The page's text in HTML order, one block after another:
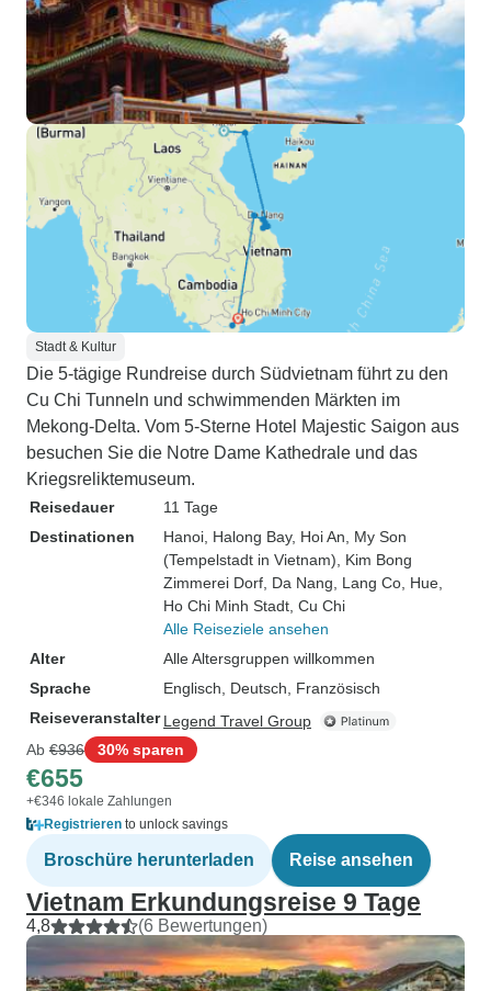
Stadt & Kultur
Die 5-tägige Rundreise durch Südvietnam führt zu den
Cu Chi Tunneln und schwimmenden Märkten im
Mekong-Delta. Vom 5-Sterne Hotel Majestic Saigon aus
besuchen Sie die Notre Dame Kathedrale und das
Kriegsreliktemuseum.
Reisedauer
11 Tage
Destinationen
Hanoi , Halong Bay, Hoi An , My Son
(Tempelstadt in Vietnam) , Kim Bong
Zimmerei Dorf , Da Nang , Lang Co , Hue
Ho Chi Minh Stadt , Cu Chi
Alle Reiseziele ansehen
Alter
Alle Altersgruppen willkommen
Sprache
Englisch, Deutsch, Französisch
Reiseveranstalter Legend Travel Group
Ab €936 30% sparen
€655
+€346 lokale Zahlungen
Registrieren to unlock savings
Broschüre herunterladen Reise ansehen
Vietnam Erkundungsreise 9 Tage
4,8 (6 Bewertungen)